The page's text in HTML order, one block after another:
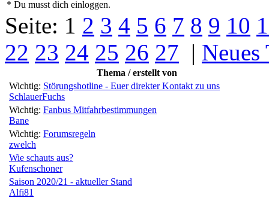
* Du musst dich einloggen.
Seite: 1 2 3 4 5 6 7 8 9 10
22 23 24 25 26 27 | Neues
Thema / erstellt von
Wichtig: Störungshotline - Euer direkter Kontakt zu uns
SchlauerFuchs
Wichtig: Fanbus Mitfahrbestimmungen
Bane
Wichtig: Forumsregeln
zwelch
Wie schauts aus?
Kufenschoner
Saison 2020/21 - aktueller Stand
Alfi81